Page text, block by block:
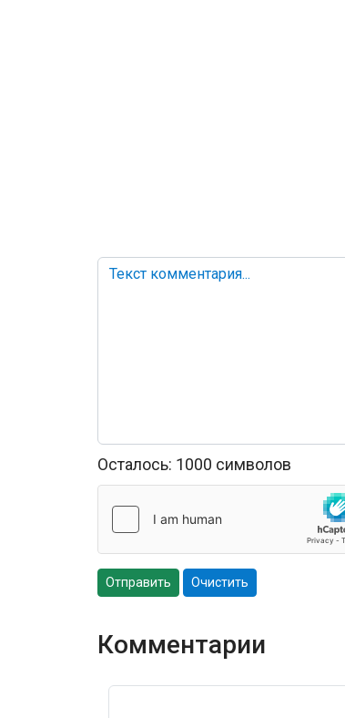
Осталось: 1000 символов
Отправить Очистить
Комментарии